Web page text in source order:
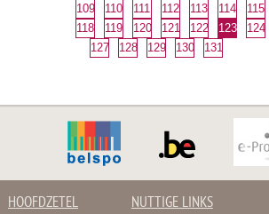
109
110 111 112 113 114 115
118
119 120 121 122 123 124
127
128 129 130 131
HOOFDZETEL NUTTIGE LINKS